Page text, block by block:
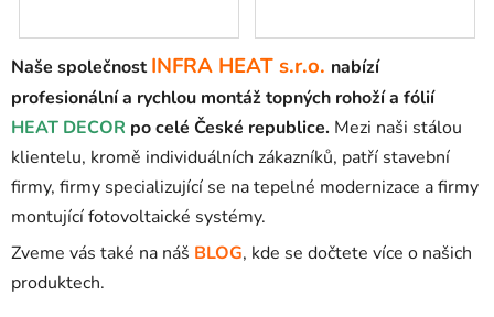
Naše společnost INFRA HEAT s.r.o. nabízí
profesionální a rychlou montáž topných rohoží a fólií
HEAT DECOR po celé České republice. Mezi naši stálou
klientelu, kromě individuálních zákazníků, patří stavební
firmy, firmy specializující se na tepelné modernizace a firmy
montující fotovoltaické systémy.
Zveme vás také na náš BLOG, kde se dočtete více o našich
produktech.